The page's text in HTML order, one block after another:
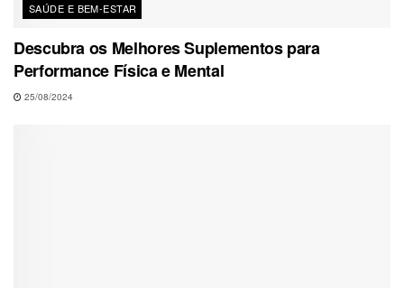
SAÚDE E BEM-ESTAR
Descubra os Melhores Suplementos para
Performance Física e Mental
25/08/2024